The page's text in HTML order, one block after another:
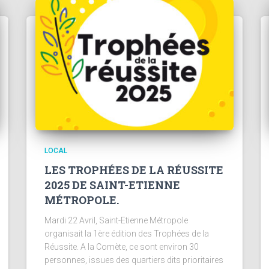
LOCAL
LES TROPHÉES DE LA RÉUSSITE
2025 DE SAINT-ETIENNE
MÉTROPOLE.
Mardi 22 Avril, Saint-Etienne Métropole
organisait la 1ère édition des Trophées de la
Réussite. A la Comète, ce sont environ 30
personnes, issues des quartiers dits prioritaires